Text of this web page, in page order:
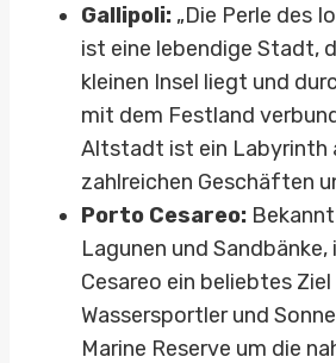
Gallipoli: „Die Perle des
ist eine lebendige Stadt,
kleinen Insel liegt und
mit dem Festland
Altstadt ist ein Labyrinth
zahlreichen Geschäften
Porto Cesareo:
Lagunen und
Cesareo ein beliebtes
Wassersportler und
Marine Reserve um die